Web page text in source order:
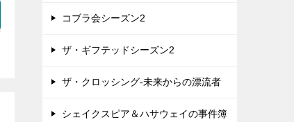
コブラ会シーズン2
ザ・ギフテッドシーズン2
ザ・クロッシング-未来からの漂流者
シェイクスピア＆ハサウェイの事件簿